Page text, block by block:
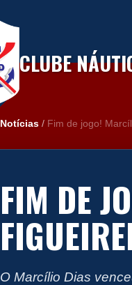
CLUBE
Notícias / Fim de jogo!
FIM DE
O Marcílio Dias